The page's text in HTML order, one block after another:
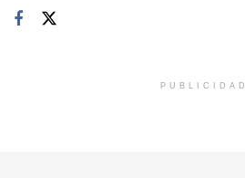
PUBLICIDAD